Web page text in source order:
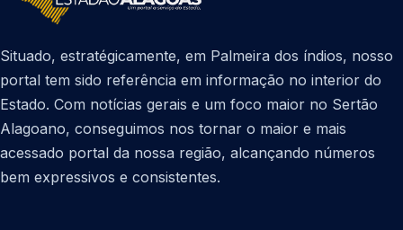
Situado, estratégicamente, em Palmeira dos índios, nosso
portal tem sido referência em informação no interior do
Estado. Com notícias gerais e um foco maior no Sertão
Alagoano, conseguimos nos tornar o maior e mais
acessado portal da nossa região, alcançando números
bem expressivos e consistentes.